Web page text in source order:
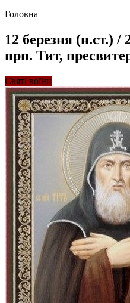
Головна
12 березня (н.ст.)
прп. Тит,
Святі воїни